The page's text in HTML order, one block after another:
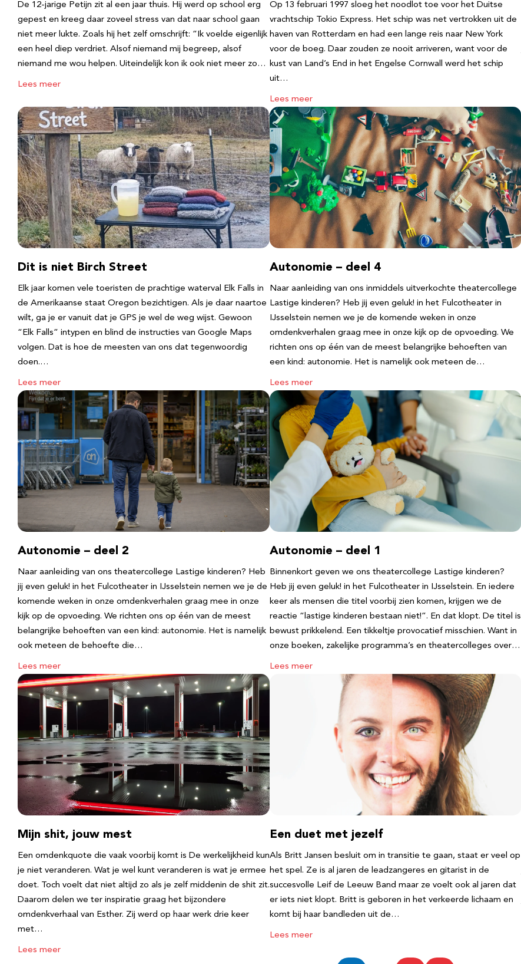
De 12-jarige Petijn zit al een jaar thuis. Hij werd op school erg
gepest en kreeg daar zoveel stress van dat naar school gaan
niet meer lukte. Zoals hij het zelf omschrijft: “Ik voelde eigenlijk
een heel diep verdriet. Alsof niemand mij begreep, alsof
niemand me wou helpen. Uiteindelijk kon ik ook niet meer zo…
Lees meer
Op 13 februari 1997 sloeg het noodlot toe voor het Duitse
vrachtschip Tokio Express. Het schip was net vertrokken uit de
haven van Rotterdam en had een lange reis naar New York
voor de boeg. Daar zouden ze nooit arriveren, want voor de
kust van Land’s End in het Engelse Cornwall werd het schip
uit…
Lees meer
Dit is niet Birch Street
Elk jaar komen vele toeristen de prachtige waterval Elk Falls in
de Amerikaanse staat Oregon bezichtigen. Als je daar naartoe
wilt, ga je er vanuit dat je GPS je wel de weg wijst. Gewoon
“Elk Falls” intypen en blind de instructies van Google Maps
volgen. Dat is hoe de meesten van ons dat tegenwoordig
doen.…
Lees meer
Autonomie – deel 4
Naar aanleiding van ons inmiddels uitverkochte theatercollege
Lastige kinderen? Heb jij even geluk! in het Fulcotheater in
IJsselstein nemen we je de komende weken in onze
omdenkverhalen graag mee in onze kijk op de opvoeding. We
richten ons op één van de meest belangrijke behoeften van
een kind: autonomie. Het is namelijk ook meteen de…
Lees meer
Autonomie – deel 2
Naar aanleiding van ons theatercollege Lastige kinderen? Heb
jij even geluk! in het Fulcotheater in IJsselstein nemen we je de
komende weken in onze omdenkverhalen graag mee in onze
kijk op de opvoeding. We richten ons op één van de meest
belangrijke behoeften van een kind: autonomie. Het is namelijk
ook meteen de behoefte die…
Lees meer
Autonomie – deel 1
Binnenkort geven we ons theatercollege Lastige kinderen?
Heb jij even geluk! in het Fulcotheater in IJsselstein. En iedere
keer als mensen die titel voorbij zien komen, krijgen we de
reactie “lastige kinderen bestaan niet!”. En dat klopt. De titel is
bewust prikkelend. Een tikkeltje provocatief misschien. Want in
onze boeken, zakelijke programma’s en theatercolleges over…
Lees meer
Mijn shit, jouw mest
Een omdenkquote die vaak voorbij komt is De werkelijkheid kun
je niet veranderen. Wat je wel kunt veranderen is wat je ermee
doet. Toch voelt dat niet altijd zo als je zelf middenin de shit zit.
Daarom delen we ter inspiratie graag het bijzondere
omdenkverhaal van Esther. Zij werd op haar werk drie keer
met…
Lees meer
Een duet met jezelf
Als Britt Jansen besluit om in transitie te gaan, staat er veel op
het spel. Ze is al jaren de leadzangeres en gitarist in de
succesvolle Leif de Leeuw Band maar ze voelt ook al jaren dat
er iets niet klopt. Britt is geboren in het verkeerde lichaam en
komt bij haar bandleden uit de…
Lees meer